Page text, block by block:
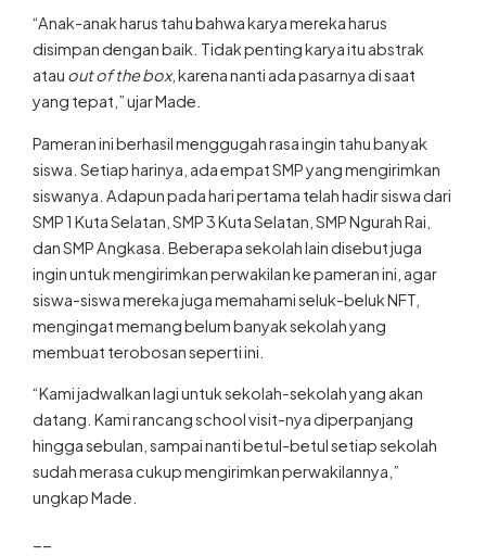
“Anak-anak harus tahu bahwa karya mereka harus
disimpan dengan baik. Tidak penting karya itu abstrak
atau out of the box, karena nanti ada pasarnya di saat
yang tepat,” ujar Made.
Pameran ini berhasil menggugah rasa ingin tahu banyak
siswa. Setiap harinya, ada empat SMP yang mengirimkan
siswanya. Adapun pada hari pertama telah hadir siswa dari
SMP 1 Kuta Selatan, SMP 3 Kuta Selatan, SMP Ngurah Rai,
dan SMP Angkasa. Beberapa sekolah lain disebut juga
ingin untuk mengirimkan perwakilan ke pameran ini, agar
siswa-siswa mereka juga memahami seluk-beluk NFT,
mengingat memang belum banyak sekolah yang
membuat terobosan seperti ini.
“Kami jadwalkan lagi untuk sekolah-sekolah yang akan
datang. Kami rancang school visit-nya diperpanjang
hingga sebulan, sampai nanti betul-betul setiap sekolah
sudah merasa cukup mengirimkan perwakilannya,”
ungkap Made.